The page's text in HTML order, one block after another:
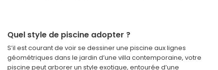
Quel style de piscine adopter ?
S’il est courant de voir se dessiner une piscine aux lignes
géométriques dans le jardin d’une villa contemporaine, votre
piscine peut arborer un style exotique, entourée d’une